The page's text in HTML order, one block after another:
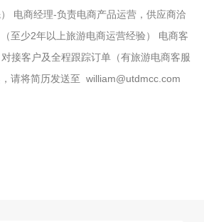
电商经理-负责电商产品运营，供应商洽
至少2年以上旅游电商运营经验） 电商客
接客户及全程跟踪订单（有旅游电商客服
请将简历发送至 william@utdmcc.com